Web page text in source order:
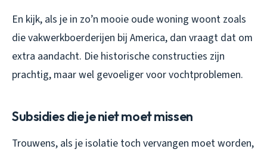
En kijk, als je in zo’n mooie oude woning woont zoals
die vakwerkboerderijen bij America, dan vraagt dat om
extra aandacht. Die historische constructies zijn
prachtig, maar wel gevoeliger voor vochtproblemen.
Subsidies die je niet moet missen
Trouwens, als je isolatie toch vervangen moet worden,